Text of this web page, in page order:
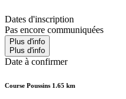
Dates d'inscription
Pas encore communiquées
Plus d'info
Plus d'info
Date à confirmer
Course Poussins 1.65 km